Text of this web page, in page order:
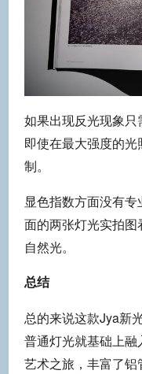
如果出现反光现象
即使在最大强度的
制。
显色指数方面没有
面的两张灯光实拍
自然光。
总结
总的来说这款Jya新
普通灯光就基础上
艺术之旅，丰富了铝